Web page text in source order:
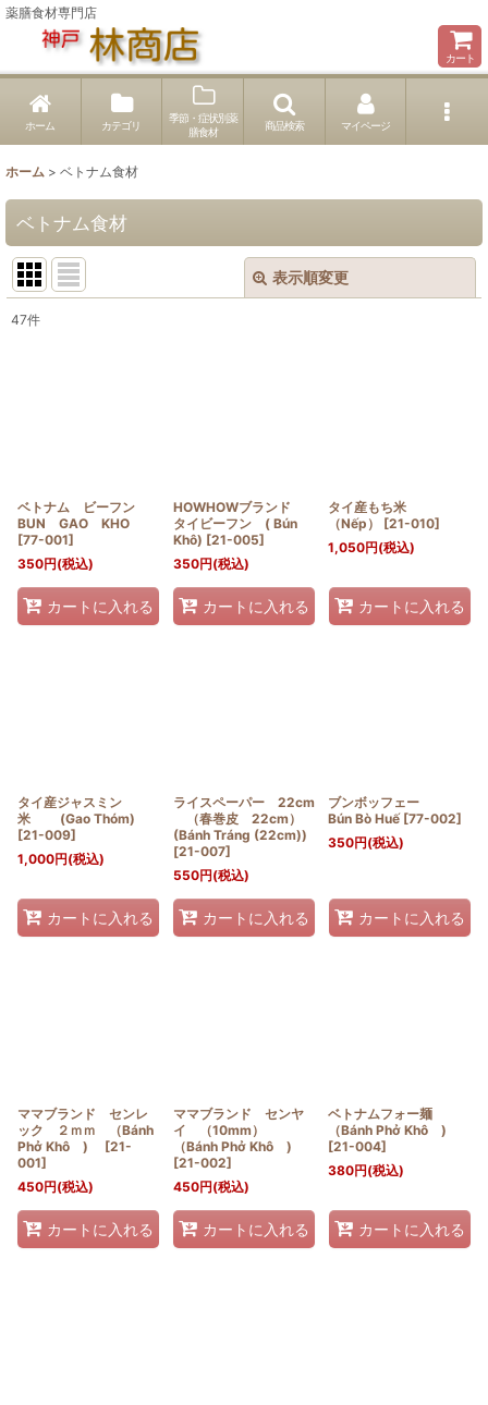
薬膳食材専門店
カート
ホーム カテゴリ
季節・症状別薬
膳食材
商品検索 マイページ
ホーム > ベトナム食材
ベトナム食材
表示順変更
絞り込む
47件
ベトナム ビーフン
BUN GAO KHO
[77-001]
350円(税込)
カートに入れる
HOWHOWブランド
タイビーフン ( Bún
Khô) [21-005]
350円(税込)
カートに入れる
タイ産もち米
（Nếp）
[21-010]
1,050円(税込)
カートに入れる
タイ産ジャスミン
米 (Gao Thóm)
[21-009]
1,000円(税込)
カートに入れる
ライスペーパー 22cm
（春巻皮 22cm）
(Bánh Tráng (22cm))
[21-007]
550円(税込)
カートに入れる
ブンボッフェー
Bún Bò Huế [77-002]
350円(税込)
カートに入れる
ママブランド センレ
ック ２ｍｍ （Bánh
Phở Khô )
[21-
001]
450円(税込)
カートに入れる
ママブランド センヤ
イ （10mm）
（Bánh Phở Khô )
[21-002]
450円(税込)
カートに入れる
ベトナムフォー麺
（Bánh Phở Khô )
[21-004]
380円(税込)
カートに入れる